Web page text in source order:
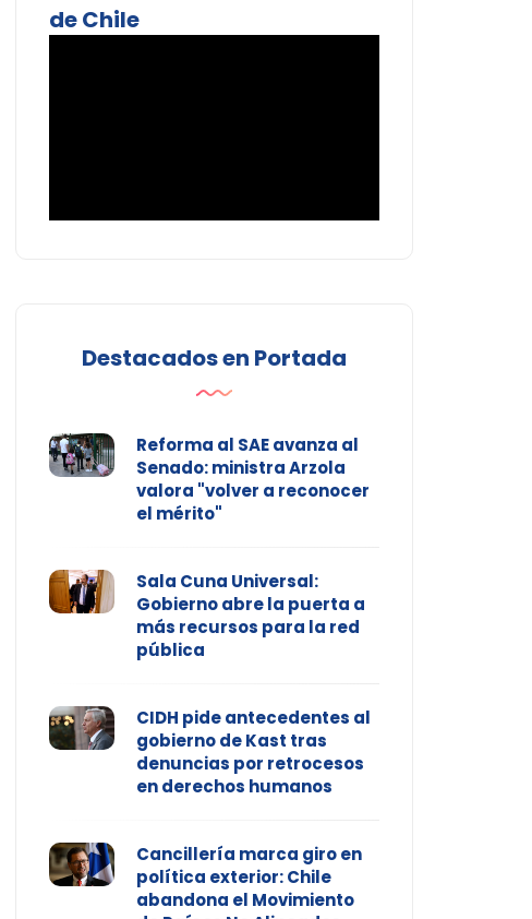
de Chile
Destacados en Portada
Reforma al SAE avanza al
Senado: ministra Arzola
valora "volver a reconocer
el mérito"
Sala Cuna Universal:
Gobierno abre la puerta a
más recursos para la red
pública
CIDH pide antecedentes al
gobierno de Kast tras
denuncias por retrocesos
en derechos humanos
Cancillería marca giro en
política exterior: Chile
abandona el Movimiento